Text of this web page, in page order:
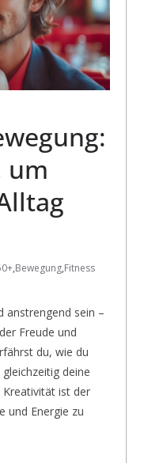
um
,Bewegung,Fitness
sein –
Freude und
du, wie du
deine
ist der
und Energie zu